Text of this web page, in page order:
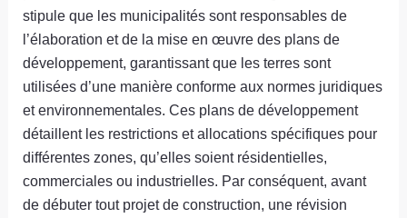
stipule que les municipalités sont responsables de
l’élaboration et de la mise en œuvre des plans de
développement, garantissant que les terres sont
utilisées d’une manière conforme aux normes juridiques
et environnementales. Ces plans de développement
détaillent les restrictions et allocations spécifiques pour
différentes zones, qu’elles soient résidentielles,
commerciales ou industrielles. Par conséquent, avant
de débuter tout projet de construction, une révision